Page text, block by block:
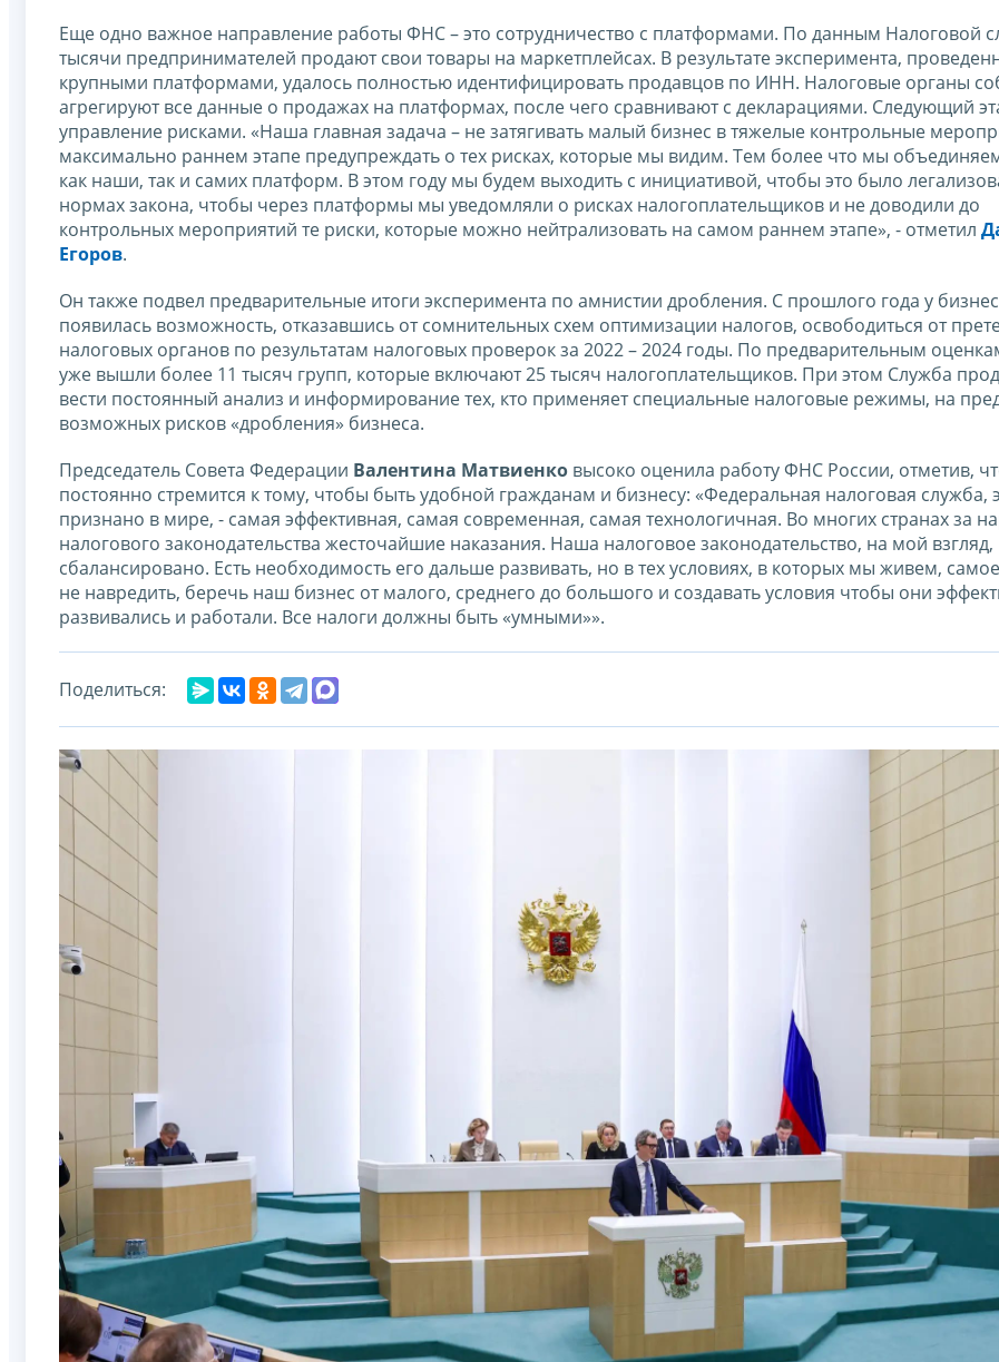
Еще одно важное направление работы ФНС – это сотрудничество с платформами. По данным Налоговой
тысячи предпринимателей продают свои товары на маркетплейсах. В результате эксперимента,
крупными платформами, удалось полностью идентифицировать продавцов по ИНН. Налоговые органы
агрегируют все данные о продажах на платформах, после чего сравнивают с декларациями. Следующий
управление рисками. «Наша главная задача – не затягивать малый бизнес в тяжелые контрольные
максимально раннем этапе предупреждать о тех рисках, которые мы видим. Тем более что мы
как наши, так и самих платформ. В этом году мы будем выходить с инициативой, чтобы это было
нормах закона, чтобы через платформы мы уведомляли о рисках налогоплательщиков и не доводили до
контрольных мероприятий те риски, которые можно нейтрализовать на самом раннем этапе», - отметил
Егоров.
Он также подвел предварительные итоги эксперимента по амнистии дробления. С прошлого года у
появилась возможность, отказавшись от сомнительных схем оптимизации налогов, освободиться от
налоговых органов по результатам налоговых проверок за 2022 – 2024 годы. По предварительным
уже вышли более 11 тысяч групп, которые включают 25 тысяч налогоплательщиков. При этом Служба
вести постоянный анализ и информирование тех, кто применяет специальные налоговые режимы, на
возможных рисков «дробления» бизнеса.
Председатель Совета Федерации Валентина Матвиенко высоко оценила работу ФНС России, отметив,
постоянно стремится к тому, чтобы быть удобной гражданам и бизнесу: «Федеральная налоговая служба,
признано в мире, - самая эффективная, самая современная, самая технологичная. Во многих странах за
налогового законодательства жесточайшие наказания. Наша налоговое законодательство, на мой взгляд,
сбалансировано. Есть необходимость его дальше развивать, но в тех условиях, в которых мы живем,
не навредить, беречь наш бизнес от малого, среднего до большого и создавать условия чтобы они
развивались и работали. Все налоги должны быть «умными»».
Поделиться: